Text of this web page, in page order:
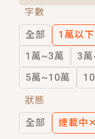
穿越
字數
全部
1萬以下
1萬~3萬
3
5萬~10萬
狀態
全部
連載中 ✕